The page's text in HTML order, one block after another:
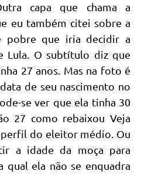
capa que chama a
eu também citei sobre a
pobre que iria decidir a
Lula. O subtítulo diz que
27 anos. Mas na foto é
de seu nascimento no
se ver que ela tinha 30
27 como rebaixou Veja
perfil do eleitor médio. Ou
a idade da moça para
ela não se enquadra